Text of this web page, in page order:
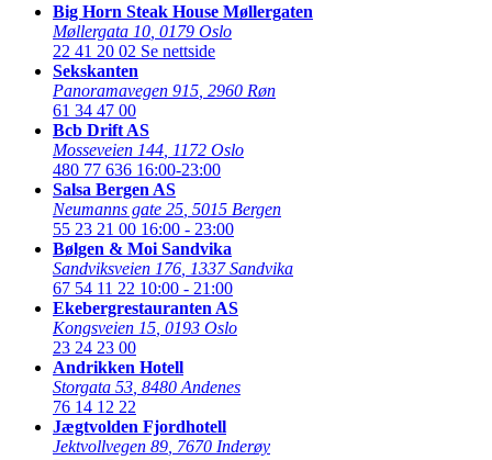
Big Horn Steak House Møllergaten
Møllergata 10 0179 Oslo
22 41 20 02 Se nettside
Sekskanten
Panoramavegen 915 2960 Røn
61 34 47 00
Bcb Drift AS
Mosseveien 144 1172 Oslo
480 77 636 16:00-23:00
Salsa Bergen AS
Neumanns gate 25 5015 Bergen
55 23 21 00 16:00 - 23:00
Bølgen & Moi Sandvika
Sandviksveien 176 1337 Sandvika
67 54 11 22 10:00 - 21:00
Ekebergrestauranten AS
Kongsveien 15 0193 Oslo
23 24 23 00
Andrikken Hotell
Storgata 53 8480 Andenes
76 14 12 22
Jægtvolden Fjordhotell
Jektvollvegen 89 7670 Inderøy